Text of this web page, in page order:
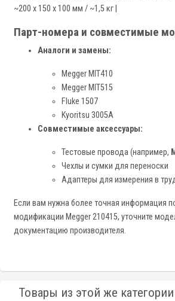
~200 x 150 x 100 мм / ~1,5 кг |
Парт-номера и совместимые
Аналоги и замены:
Megger MIT410
Megger MIT515
Fluke 1507
Kyoritsu 3005A
Совместимые аксессуары:
Тестовые провода (например,
Чехлы и сумки для переноски
Адаптеры для измерения в
Если вам нужна более точная информация
модификации Megger 210415, уточните
документацию производителя.
Товары из этой же категории